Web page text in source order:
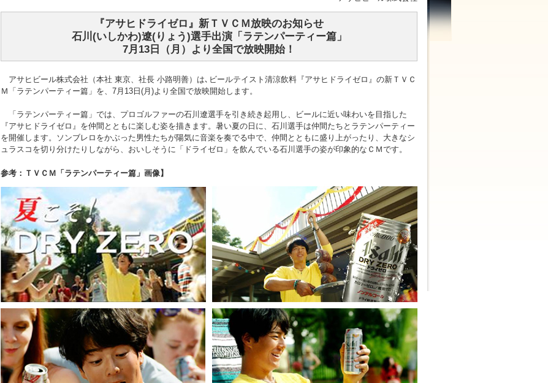
『アサヒドライゼロ』新ＴＶＣＭ放映のお知らせ
石川(いしかわ)遼(りょう)選手出演「ラテンパーティー篇」
7月13日（月）より全国で放映開始！
アサヒビール株式会社（本社 東京、社長 小路明善）は､ビールテイスト清涼飲料『アサヒドライゼロ』の新ＴＶＣ
Ｍ「ラテンパーティー篇」を、7月13日(月)より全国で放映開始します。
「ラテンパーティー篇」では、プロゴルファーの石川遼選手を引き続き起用し、ビールに近い味わいを目指した
『アサヒドライゼロ』を仲間とともに楽しむ姿を描きます。暑い夏の日に、石川選手は仲間たちとラテンパーティー
を開催します。ソンブレロをかぶった男性たちが陽気に音楽を奏でる中で、仲間とともに盛り上がったり、大きなシ
ュラスコを切り分けたりしながら、おいしそうに「ドライゼロ」を飲んでいる石川選手の姿が印象的なＣＭです。
参考：ＴＶＣＭ「ラテンパーティー篇」画像】